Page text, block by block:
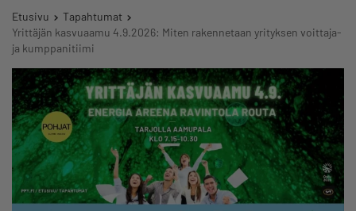
Etusivu
Tapahtumat
Yrittäjän kasvuaamu 4.9.2026: Miten rakennetaan yrityksen voittaja-
ja kumppanitiimi